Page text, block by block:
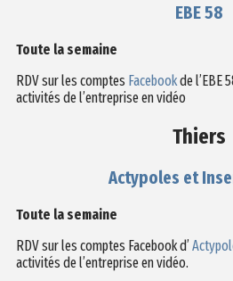
EBE 58
Toute la semaine
RDV sur les comptes Facebookde l’EBE
activités de l’entreprise en vidéo
Thiers
Actypoles et
Toute la semaine
RDV sur les comptes Facebook d’
activités de l’entreprise en vidéo.